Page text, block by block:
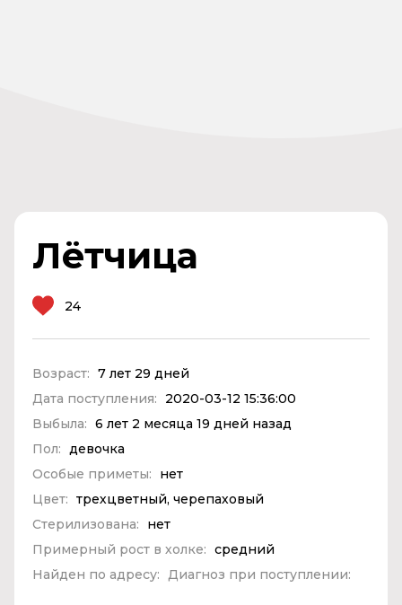
Лётчица
24
Возраст: 7 лет 29 дней
Дата поступления:
2020-03-12 15:36:00
Выбыла: 6 лет 2 месяца 19 дней назад
Пол: девочка
Особые приметы:
нет
Цвет: трехцветный, черепаховый
Стерилизована:
нет
Примерный рост в холке: средний
Найден по адресу: Диагноз при поступлении: